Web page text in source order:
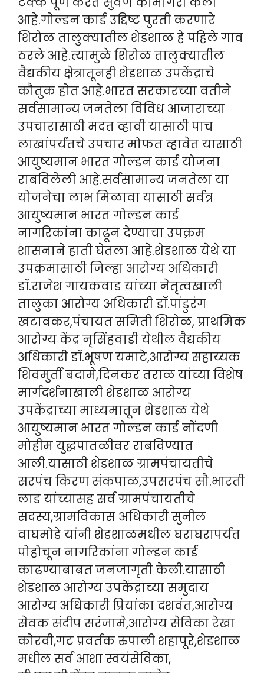
आहे.गोल्डन कार्ड उद्दिष्ट पुरती करणारे
शिरोळ तालुक्यातील शेडशाळ हे पहिले गाव
ठरले आहे.त्यामुळे शिरोळ तालुक्यातील
वैद्यकीय क्षेत्रातूनही शेडशाळ उपकेंद्राचे
कौतुक होत आहे.भारत सरकारच्या वतीने
सर्वसामान्य जनतेला विविध आजाराच्या
उपचारासाठी मदत व्हावी यासाठी पाच
लाखांपर्यंतचे उपचार मोफत व्हावेत यासाठी
आयुष्यमान भारत गोल्डन कार्ड योजना
राबविलेली आहे.सर्वसामान्य जनतेला या
योजनेचा लाभ मिळावा यासाठी सर्वत्र
आयुष्यमान भारत गोल्डन कार्ड
नागरिकांना काढून देण्याचा उपक्रम
शासनाने हाती घेतला आहे.शेडशाळ येथे या
उपक्रमासाठी जिल्हा आरोग्य अधिकारी
डॉ.राजेश गायकवाड यांच्या नेतृत्वखाली
तालुका आरोग्य अधिकारी डॉ.पांडुरंग
खटावकर,पंचायत समिती शिरोळ, प्राथमिक
आरोग्य केंद्र नृसिंहवाडी येथील वैद्यकीय
अधिकारी डॉ.भूषण यमाटे,आरोग्य सहाय्यक
शिवमुर्ती बदामे,दिनकर तराळ यांच्या विशेष
मार्गदर्शनाखाली शेडशाळ आरोग्य
उपकेंद्राच्या माध्यमातून शेडशाळ येथे
आयुष्यमान भारत गोल्डन कार्ड नोंदणी
मोहीम युद्धपातळीवर राबविण्यात
आली.यासाठी शेडशाळ ग्रामपंचायतीचे
सरपंच किरण संकपाळ,उपसरपंच सौ.भारती
लाड यांच्यासह सर्व ग्रामपंचायतीचे
सदस्य,ग्रामविकास अधिकारी सुनील
वाघमोडे यांनी शेडशाळमधील घराघरापर्यंत
पोहोचून नागरिकांना गोल्डन कार्ड
काढण्याबाबत जनजागृती केली.यासाठी
शेडशाळ आरोग्य उपकेंद्राच्या समुदाय
आरोग्य अधिकारी प्रियांका दशवंत,आरोग्य
सेवक संदीप सरंजामे,आरोग्य सेविका रेखा
कोरवी,गट प्रवर्तक रुपाली शहापूरे,शेडशाळ
मधील सर्व आशा स्वयंसेविका,